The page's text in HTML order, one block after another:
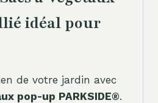
idéal pour
de votre jardin avec
pop-up PARKSIDE®.